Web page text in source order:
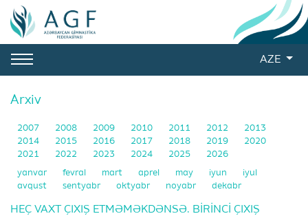
AZE
Arxiv
2007 2008 2009 2010 2011 2012
2013
2014
2015 2016 2017 2018 2019
2020
2021
2022 2023 2024 2025 2026
yanvar fevral mart aprel may iyun
iyul
avqust
sentyabr oktyabr noyabr dekabr
HEÇ VAXT ÇIXIŞ ETMƏMƏKDƏNSƏ. BİRİNCİ ÇIXIŞ